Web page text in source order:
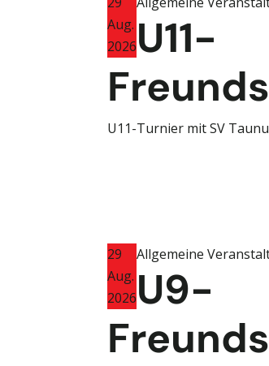
Aug.
2026U11-
U11-Turnier mit SV
29
Aug.
2026
Allgemeine
U9-